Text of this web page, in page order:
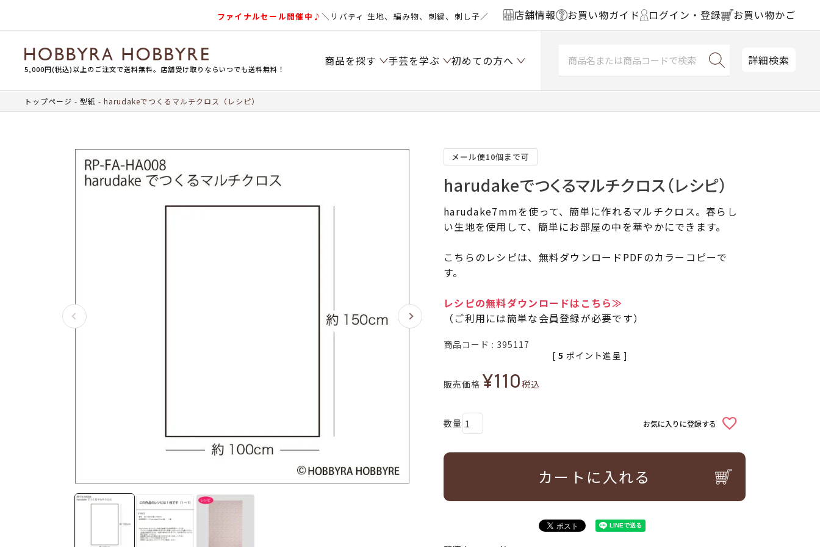
ファイナルセール開催中♪＼リバティ 生地、編み物、刺繍、刺し子／ 店舗情報 お買い物ガイド ログイン・登録 お買い物かご
5,000円(税込)以上のご注文で送料無料。店舗受け取りならいつでも送料無料！
商品を探す 手芸を学ぶ 初めての方へ 詳細検索
トップページ 型紙 harudakeでつくるマルチクロス（レシピ）
メール便10個まで可
harudakeでつくるマルチクロス（レシピ）
harudake7mmを使って、簡単に作れるマルチクロス。春らし
い生地を使用して、簡単にお部屋の中を華やかにできます。
こちらのレシピは、無料ダウンロードPDFのカラーコピーで
す。
レシピの無料ダウンロードはこちら≫
（ご利用には簡単な会員登録が必要です）
商品コード 395117
販売価格 ¥110税込
[ 5 ポイント進呈 ]
お気に入りに登録する
カートに入れる